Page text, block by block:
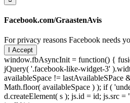
Facebook.com/GraastenAvis
For privacy reasons Facebook needs
I Accept
window.fbAsyncInit = function() {
jQuery( '.facebook-like-widget-3'
availableSpace !=
Math.floor( availableSpace ) ); if (
d.createElement( s ); js.id = id; js.src